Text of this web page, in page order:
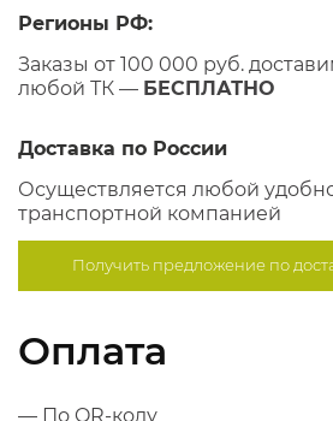
Регионы РФ:
Заказы от 100 000 руб.
любой ТК — БЕСПЛАТНО
Доставка по России
Осуществляется любой
транспортной компанией
Получить предложение по
Оплата
— По QR-коду